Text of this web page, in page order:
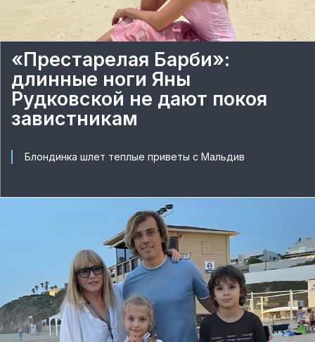
«Престарелая Барби»:
длинные ноги Яны
Рудковской не дают покоя
завистникам
Блондинка шлет теплые приветы с Мальдив